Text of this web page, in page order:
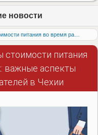
новости
питания
важные аспекты
в Чехии